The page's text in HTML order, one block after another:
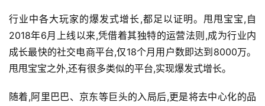
行业中各大玩家的爆发式增长,都足以证明。甩甩宝宝,自
2018年6月上线以来,凭借着其独特的运营法则,成为行业内
成长最快的社交电商平台,仅18个月用户数即达到8000万。
甩甩宝宝之外,还有很多类似的平台,实现爆发式增长。
随着,阿里巴巴、京东等巨头的入局后,更是将去中心化的品